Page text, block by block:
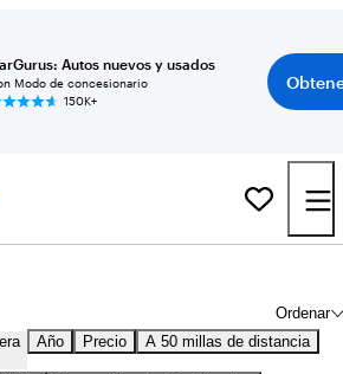
Autos nuevos y usados
Modo de concesionario
150K+
Ordenar
Año Precio A 50 millas de distancia